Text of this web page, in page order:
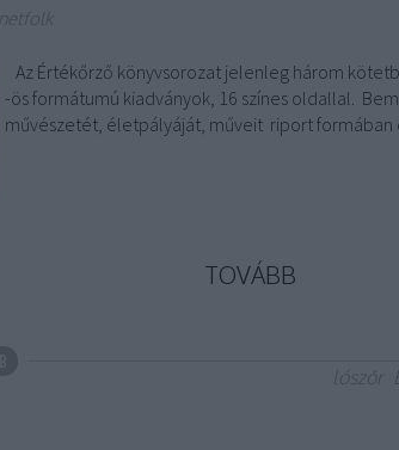
netfolk
Az Értékőrző könyvsorozat jelenleg három
-ös formátumú kiadványok, 16 színes oldallal.
művészetét, életpályáját, műveit riport
TOVÁBB
lószőr